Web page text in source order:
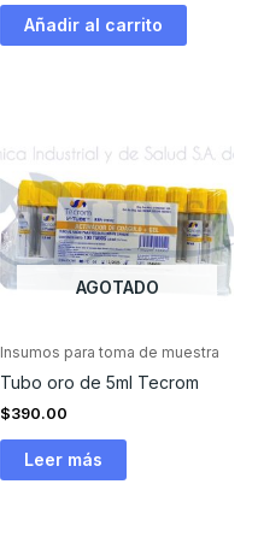
Añadir al carrito
AGOTADO
Insumos para toma de muestra
Tubo oro de 5ml Tecrom
$390.00
Leer más